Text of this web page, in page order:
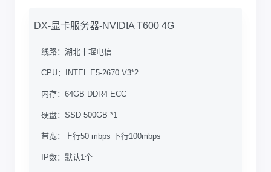
DX-显卡服务器-NVIDIA T600 4G
线路： 湖北十堰电信
CPU： INTEL E5-2670 V3*2
内存： 64GB DDR4 ECC
硬盘： SSD 500GB *1
带宽： 上行50 mbps 下行100mbps
IP数： 默认1个